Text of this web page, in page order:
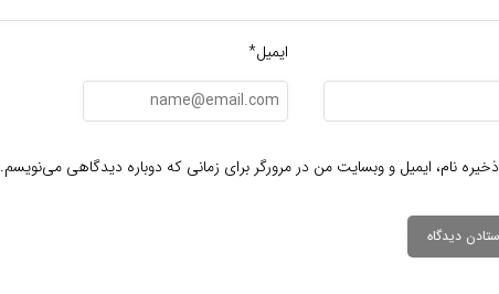
ایمیل*
ذخیره نام، ایمیل و وبسایت من در مرورگر برای زمانی که دوباره دیدگاهی می‌نویسم.